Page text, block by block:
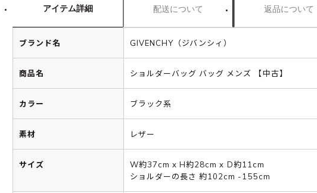
アイテム詳細 配送について 返品について
ブランド名 GIVENCHY（ジバンシィ）
商品名 ショルダーバッグ バッグ メンズ 【中古】
カラー ブラック系
素材 レザー
サイズ
W約37cm x H約28cm x D約11cm
ショルダーの長さ 約102cm -155cm